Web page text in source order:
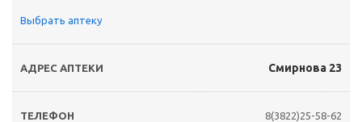
Выбрать аптеку
Смирнова 23
8(3822)25-58-62